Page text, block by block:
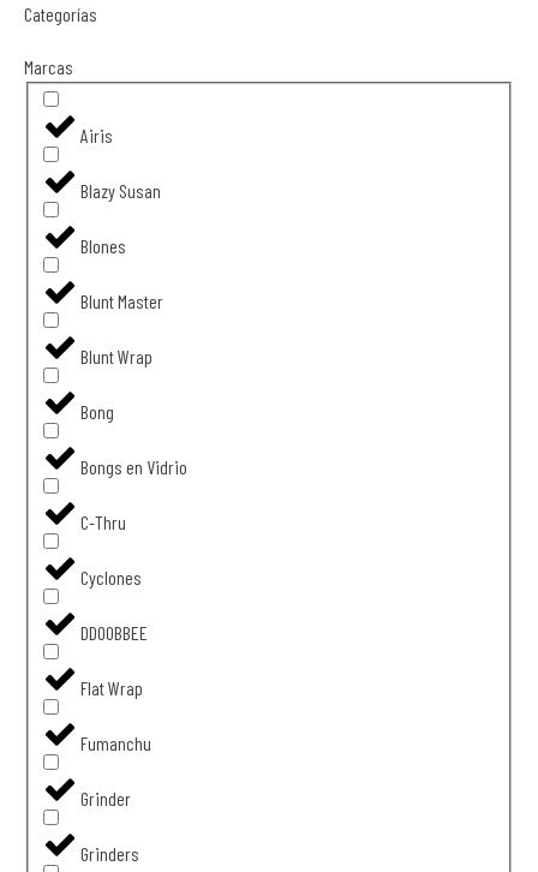
Categorías
Marcas
Airis
Blazy Susan
Blones
Blunt Master
Blunt Wrap
Bong
Bongs en Vidrio
C-Thru
Cyclones
DDOOBBEE
Flat Wrap
Fumanchu
Grinder
Grinders